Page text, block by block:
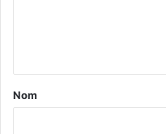
a
Nom